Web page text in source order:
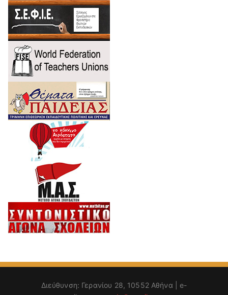
Διεύθυνση: Γερανίου 28, 10552 Αθήνα | e-